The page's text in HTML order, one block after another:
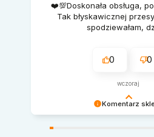
Komentarz
❤️💯Doskonała obsługa,
Tak błyskawicznej
spodziewałam,
0 0
wczoraj